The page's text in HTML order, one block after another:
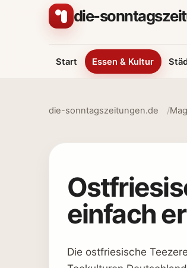
Zum Inhalt springendie-
Start Essen & Kultur
die-sonntagszeitungen.de
einfach
Die ostfriesische